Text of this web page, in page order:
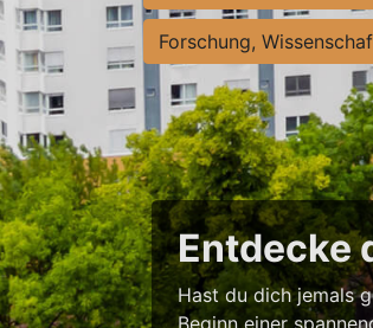
Forschung,
Entdecke
Hast du dich jemals